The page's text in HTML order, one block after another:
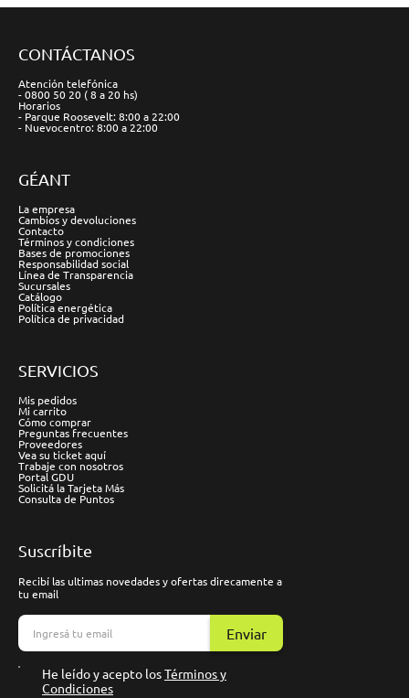
CONTÁCTANOS
Atención telefónica
- 0800 50 20 ( 8 a 20 hs)
Horarios
- Parque Roosevelt: 8:00 a 22:00
- Nuevocentro: 8:00 a 22:00
GÉANT
La empresa
Cambios y devoluciones
Contacto
Términos y condiciones
Bases de promociones
Responsabilidad social
Línea de Transparencia
Sucursales
Catálogo
Política energética
Política de privacidad
SERVICIOS
Mis pedidos
Mi carrito
Cómo comprar
Preguntas frecuentes
Proveedores
Vea su ticket aquí
Trabaje con nosotros
Portal GDU
Solicitá la Tarjeta Más
Consulta de Puntos
Suscríbite
Recibí las ultimas novedades y ofertas direcamente a
tu email
Enviar
He leído y acepto losTérminos y
Condiciones